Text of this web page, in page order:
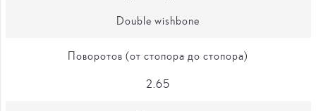
Double wishbone
Поворотов (от стопора до стопора)
2.65